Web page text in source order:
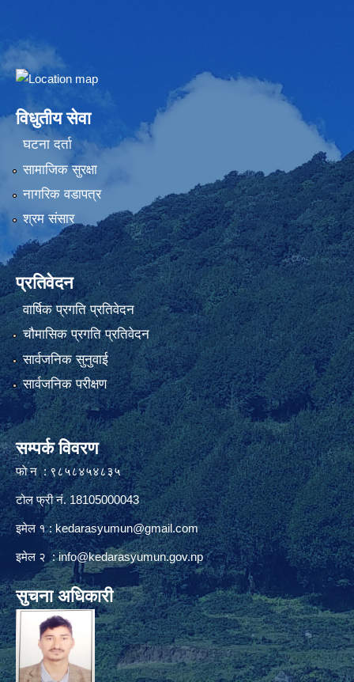
Embed Google Map
विधुतीय सेवा
घटना दर्ता
सामाजिक सुरक्षा
नागरिक वडापत्र
श्रम संसार
प्रतिवेदन
वार्षिक प्रगति प्रतिवेदन
चौमासिक प्रगति प्रतिवेदन
सार्वजनिक सुनुवाई
सार्वजनिक परीक्षण
सम्पर्क विवरण
फाे न : ९८५८४५४८३५
टोल फ्री नं. 18105000043
इमेल १ :kedarasyumun@gmail.com
इमेल २ :info@kedarasyumun.gov.np
सुचना अधिकारी